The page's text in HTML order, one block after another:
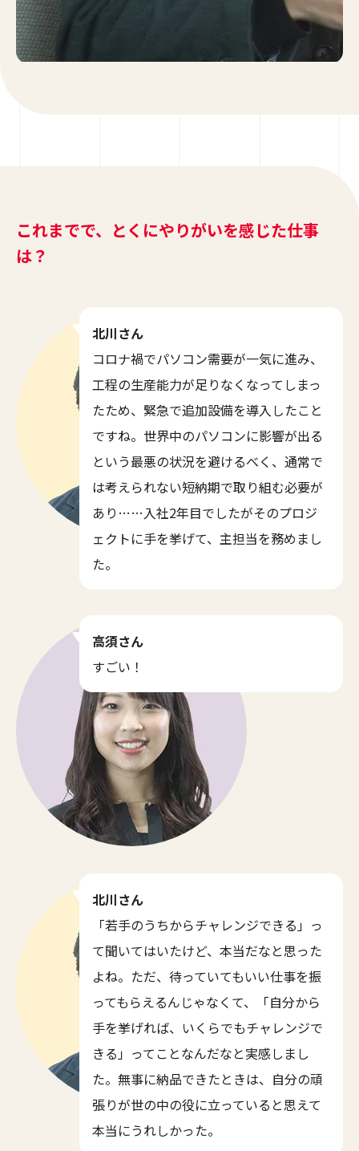
これまでで、とくにやりがいを感じた仕事
は？
北川さん
コロナ禍でパソコン需要が一気に進み、
工程の生産能力が足りなくなってしまっ
たため、緊急で追加設備を導入したこと
ですね。世界中のパソコンに影響が出る
という最悪の状況を避けるべく、通常で
は考えられない短納期で取り組む必要が
あり……入社2年目でしたがそのプロジ
ェクトに手を挙げて、主担当を務めまし
た。
高須さん
すごい！
北川さん
「若手のうちからチャレンジできる」っ
て聞いてはいたけど、本当だなと思った
よね。ただ、待っていてもいい仕事を振
ってもらえるんじゃなくて、「自分から
手を挙げれば、いくらでもチャレンジで
きる」ってことなんだなと実感しまし
た。無事に納品できたときは、自分の頑
張りが世の中の役に立っていると思えて
本当にうれしかった。